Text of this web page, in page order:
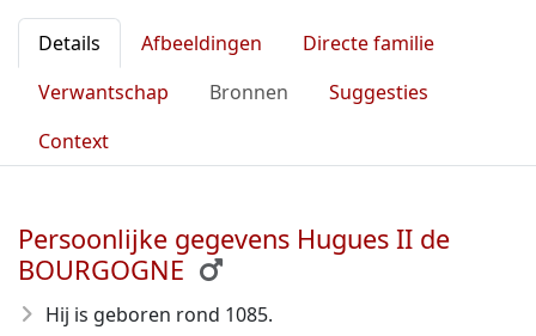
Details Afbeeldingen
Directe familie
Verwantschap
Bronnen
Suggesties
Context
Persoonlijke gegevens Hugues II de
BOURGOGNE
Hij is geboren rond 1085.